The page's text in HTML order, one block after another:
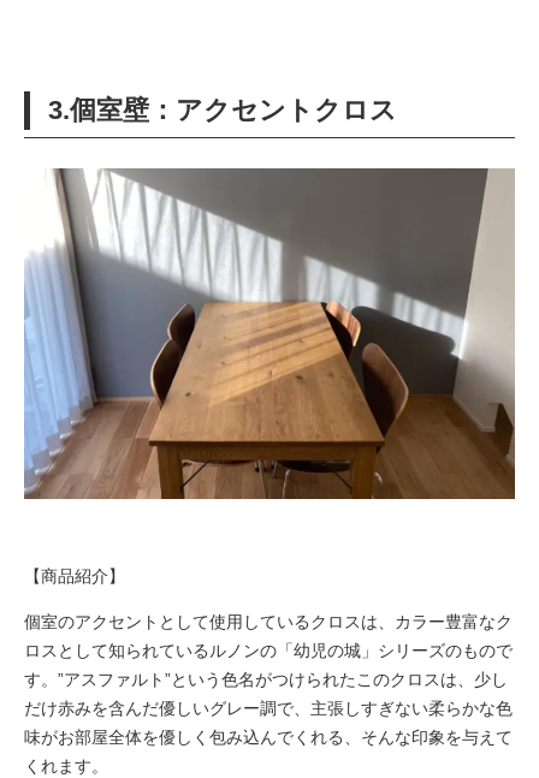
3.個室壁：アクセントクロス
【商品紹介】
個室のアクセントとして使用しているクロスは、カラー豊富なク
ロスとして知られているルノンの「幼児の城」シリーズのもので
す。”アスファルト”という色名がつけられたこのクロスは、少し
だけ赤みを含んだ優しいグレー調で、主張しすぎない柔らかな色
味がお部屋全体を優しく包み込んでくれる、そんな印象を与えて
くれます。